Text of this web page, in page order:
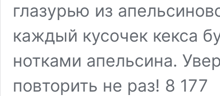
глазурью из
каждый кусочек кекса
нотками апельсина.
повторить не раз! 8 177